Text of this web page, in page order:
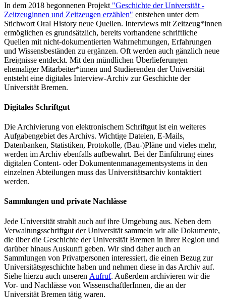
In dem 2018 begonnenen Projekt "Geschichte der Universität -
Zeitzeuginnen und Zeitzeugen erzählen" entstehen unter dem
Stichwort Oral History neue Quellen. Interviews mit Zeitzeug*innen
ermöglichen es grundsätzlich, bereits vorhandene schriftliche
Quellen mit nicht-dokumentierten Wahrnehmungen, Erfahrungen
und Wissensbeständen zu ergänzen. Oft werden auch gänzlich neue
Ereignisse entdeckt. Mit den mündlichen Überlieferungen
ehemaliger Mitarbeiter*innen und Studierenden der Universität
entsteht eine digitales Interview-Archiv zur Geschichte der
Universität Bremen.
Digitales Schriftgut
Die Archivierung von elektronischem Schriftgut ist ein weiteres
Aufgabengebiet des Archivs. Wichtige Dateien, E-Mails,
Datenbanken, Statistiken, Protokolle, (Bau-)Pläne und vieles mehr,
werden im Archiv ebenfalls aufbewahrt. Bei der Einführung eines
digitalen Content- oder Dokumentenmanagementsystems in den
einzelnen Abteilungen muss das Universitätsarchiv kontaktiert
werden.
Sammlungen und private Nachlässe
Jede Universität strahlt auch auf ihre Umgebung aus. Neben dem
Verwaltungsschriftgut der Universität sammeln wir alle Dokumente,
die über die Geschichte der Universität Bremen in ihrer Region und
darüber hinaus Auskunft geben. Wir sind daher auch an
Sammlungen von Privatpersonen interessiert, die einen Bezug zur
Universitätsgeschichte haben und nehmen diese in das Archiv auf.
Siehe hierzu auch unseren Aufruf. Außerdem archivieren wir die
Vor- und Nachlässe von WissenschaftlerInnen, die an der
Universität Bremen tätig waren.